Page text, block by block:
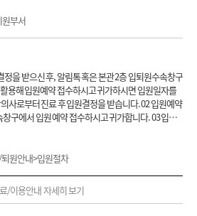
정에 큰 도움이 됩니다. 이렇게 가져온 외부병원 영
CD등록복사 창구에서 등록하시기 바랍니다.
이들이 더 나은 치료를 받을 수 있는 근거를 만들어
외과
대학교 어린이병원 소아정형외과의 우월한 치료성
국의
정형외과전공의들에게 한두달 간의 소아정형외과
병), 선천성 만곡족, 대퇴골두 골단분리증, 소아 골절,
외상 및 종양, 다지증, 합지증, 엄지 저형성증, 방아
연부조직 및 골 종양, 원반형 연골판, 십자인대 손상,
하기가 어렵습니다. 타 병원에서 검사한 내
MRI나 CT 뿐 아니라 몇 년 전에 같은 문제에 대해서
출간건수는 200건에 육박하여 단일 교실로는 전세
있습니다. 서울대학교병원
어느 병원과 견주어도 손색이 없는 수준으로 지금도
진단을 하고 이를 내과적,
으로 골관절염, 경추/흉추 척수증, 척추 변형 및 기형
, 육종, 뼈 전이암, 골 및 연부조직 종양, 인대 손상, 선
지를 가지고 오시면 진료에 도움이 됩니다. - 외부
전용창구나 무인CD등록기에 등록하시기 바랍니다.
서를 접수하고 선택 진료 확인과 진료카드를 발급
병원에서 조직검사를 하신 분
, 복용 중인 약이 있는 분은 약 처방을 가져 오셔서 진료
시에 보여주시면 도움이 됩니다. ③ 신·초진 전용창구 오른편외과계 외래 쪽으로 들어
경을 활용하는 미세수술 기법, 수술 중 신경 감시 기
치료제·골이식 등을 이용한 생역학적 척주 재건
대해서도 환자 연고지 근처 동문 병원과 연계하여 충
을 거쳐서 수술 여부를 결정합니다. 수술 시에는 근
수술 기법을 개발하여 활용함으로서 수술 후 통증 및
. 대상 및 치료 1) 경추·흉추 척수
압술, 고정 및 재건술, 종양 제거술 등이 필요하며 미
활용하여 최대한 안전하게 시행합니다. 2) 척추
·청소년에서 발생하는 경우와 퇴행성 변화 또는 골
생하는 경우가 있습니다. 본원정형외과척추 클리닉
원부서
용해 입원예약 접수하시고 귀가하시면 입원일자를
에서 입원 예약 접수하시고 귀가합니다. 03 입원
입원신청 시 안내문 JPG 다운로
사의 안내를 받아 입원합니다. 입원예약접수
원안내>입원절차
/이용안내 자세히 보기